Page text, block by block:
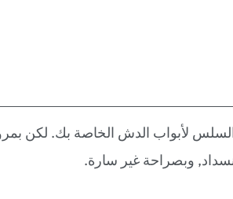
لأبواب الدش الخاصة بك. لكن
وبصراحة غير سارة.